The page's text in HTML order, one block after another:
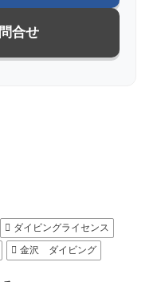
合せ
ダイビングライセンス
金沢 ダイビング